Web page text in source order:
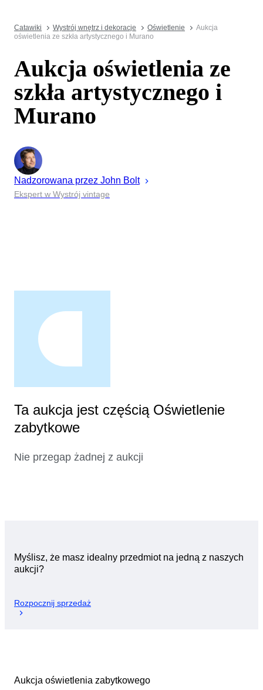
Catawiki Wystrój wnętrz i dekoracje Oświetlenie
Aukcja
oświetlenia ze szkła artystycznego i Murano
Aukcja oświetlenia ze
szkła artystycznego i
Murano
Nadzorowana przez John Bolt
Ekspert w Wystrój vintage
Ta aukcja jest częścią Oświetlenie
zabytkowe
Nie przegap żadnej z aukcji
Myślisz, że masz idealny przedmiot na jedną z naszych
aukcji?
Rozpocznij sprzedaż
Aukcja oświetlenia zabytkowego